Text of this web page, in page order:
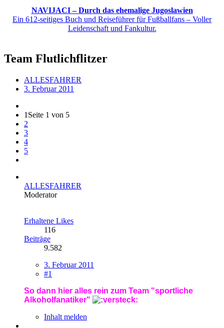
NAVIJACI – Durch das ehemalige Jugoslawien
Ein 612-seitiges Buch und Reiseführer für Fußballfans – Voller
Leidenschaft und Fankultur.
Team Flutlichflitzer
ALLESFAHRER
3. Februar 2011
1 Seite 1 von 5
2
3
4
5
ALLESFAHRER
Moderator
Erhaltene Likes
116
Beiträge
9.582
3. Februar 2011
#1
So dann hier alles rein zum Team "sportliche
Alkoholfanatiker"
Inhalt melden